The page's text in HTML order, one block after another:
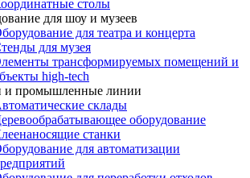
столы
для шоу и музеев
для театра и концерта
для музея
трансформируемых помещений и
high-tech
и промышленные линии
склады
оборудование
станки
для автоматизации